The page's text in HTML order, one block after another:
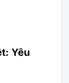
Yêu